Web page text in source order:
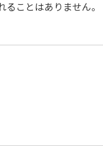
ることはありません。